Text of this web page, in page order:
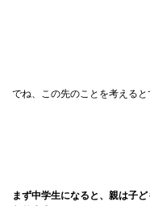
でね、この先のことを考えると
まず中学生になると、親は子